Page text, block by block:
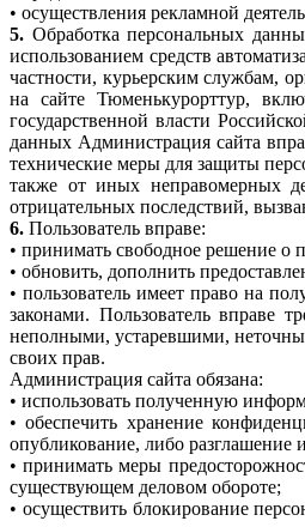
• осуществления рекламной
5. Обработка персональных
использованием средств
частности, курьерским службам,
на сайте Тюменькурорттур,
государственной власти
данных Администрация сайта
технические меры для защиты
также от иных неправомерных
отрицательных последствий,
6. Пользователь вправе:
• принимать свободное решение о
• обновить, дополнить
• пользователь имеет право на
законами. Пользователь вправе
неполными, устаревшими,
своих прав.
Администрация сайта обязана:
• использовать полученную
• обеспечить хранение
опубликование, либо
• принимать меры
существующем деловом обороте;
• осуществить блокирование